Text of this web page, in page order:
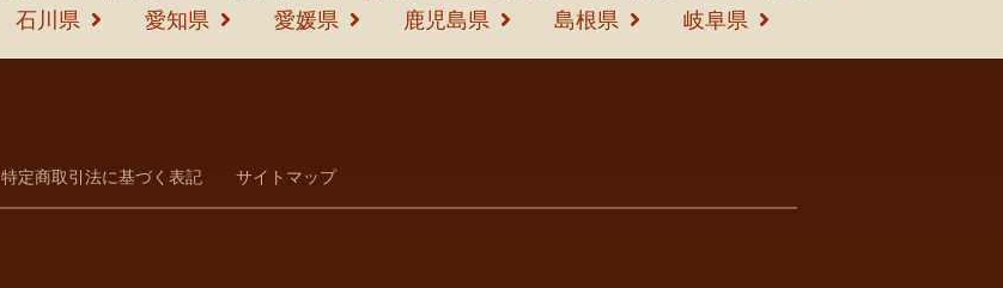
石川県 愛知県 愛媛県 鹿児島県 島根県 岐阜県
特定商取引法に基づく表記 サイトマップ